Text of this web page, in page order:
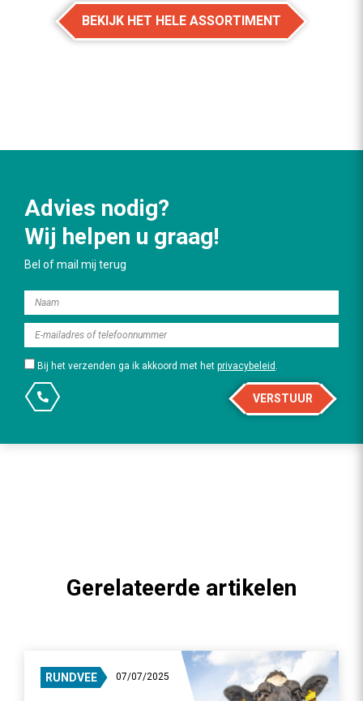
BEKIJK HET HELE ASSORTIMENT
Advies nodig?
Wij helpen u graag!
Bel of mail mij terug
Bij het verzenden ga ik akkoord met het privacybeleid .
VERSTUUR
Gerelateerde artikelen
RUNDVEE 07/07/2025